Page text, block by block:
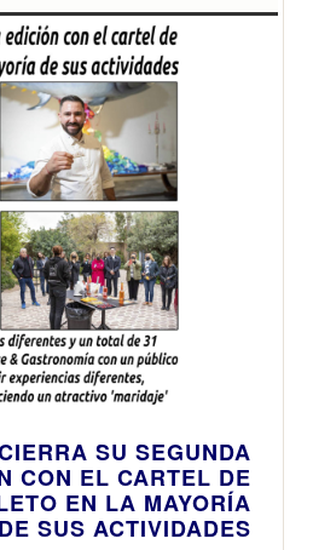
SU SEGUNDA
CON EL CARTEL DE
EN LA MAYORÍA
DE SUS ACTIVIDADES